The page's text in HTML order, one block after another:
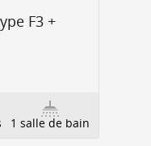
F3 +
1 salle de bain